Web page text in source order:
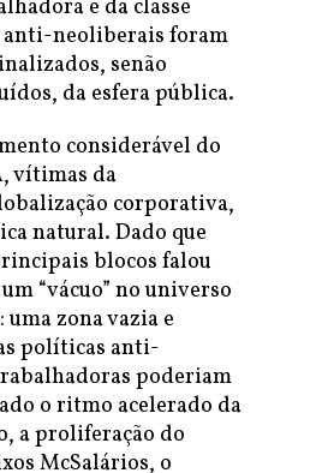
e da classe
anti-neoliberais foram
senão
da esfera pública.
considerável do
vítimas da
corporativa,
natural. Dado que
blocos falou
“vácuo” no universo
zona vazia e
políticas anti-
poderiam
o ritmo acelerado da
a proliferação do
McSalários, o